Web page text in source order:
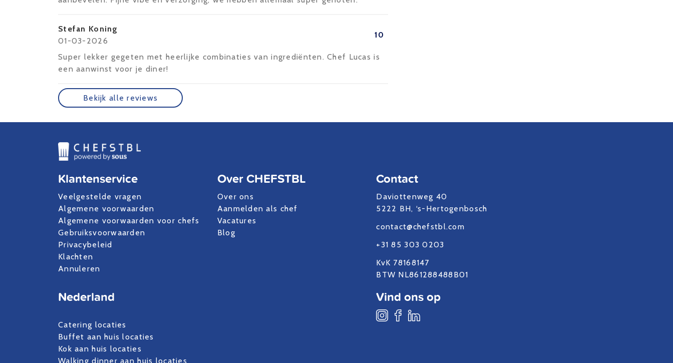
Stefan Koning
01-03-2026
10
Super lekker gegeten met heerlijke combinaties van ingrediënten. Chef Lucas is
een aanwinst voor je diner!
Bekijk alle reviews
Klantenservice
Veelgestelde vragen
Algemene voorwaarden
Algemene voorwaarden voor chefs
Gebruiksvoorwaarden
Privacybeleid
Klachten
Annuleren
Over CHEFSTBL
Over ons
Aanmelden als chef
Vacatures
Blog
Contact
Daviottenweg 40
5222 BH, ‘s-Hertogenbosch
contact@chefstbl.com
+31 85 303 0203
KvK 78168147
BTW NL861288488B01
Nederland
Catering locaties
Buffet aan huis locaties
Kok aan huis locaties
Walking dinner aan huis locaties
Vind ons op